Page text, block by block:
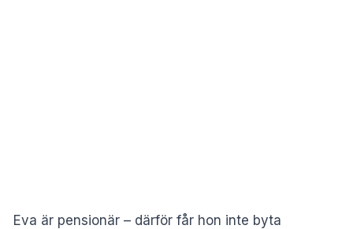
Eva är pensionär – därför får hon inte byta